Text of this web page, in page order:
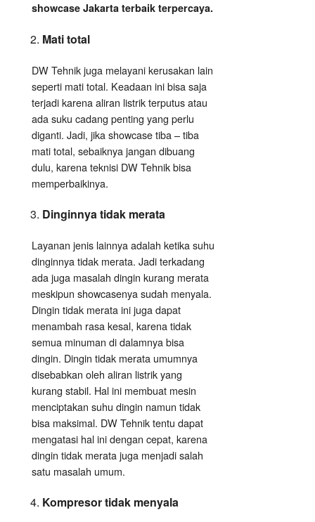
showcase Jakarta terbaik terpercaya.
Mati total
DW Tehnik juga melayani kerusakan lain
seperti mati total. Keadaan ini bisa saja
terjadi karena aliran listrik terputus atau
ada suku cadang penting yang perlu
diganti. Jadi, jika showcase tiba – tiba
mati total, sebaiknya jangan dibuang
dulu, karena teknisi DW Tehnik bisa
memperbaikinya.
Dinginnya tidak merata
Layanan jenis lainnya adalah ketika suhu
dinginnya tidak merata. Jadi terkadang
ada juga masalah dingin kurang merata
meskipun showcasenya sudah menyala.
Dingin tidak merata ini juga dapat
menambah rasa kesal, karena tidak
semua minuman di dalamnya bisa
dingin. Dingin tidak merata umumnya
disebabkan oleh aliran listrik yang
kurang stabil. Hal ini membuat mesin
menciptakan suhu dingin namun tidak
bisa maksimal. DW Tehnik tentu dapat
mengatasi hal ini dengan cepat, karena
dingin tidak merata juga menjadi salah
satu masalah umum.
Kompresor tidak menyala